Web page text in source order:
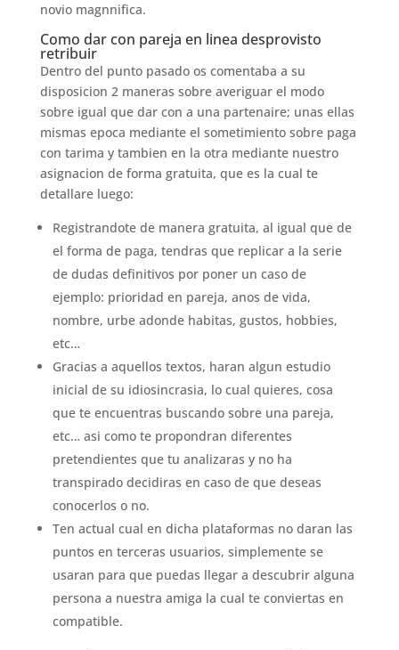
novio magnnifica.
Como dar con pareja en li­nea desprovisto
retribuir
Dentro del punto pasado os comentaba a su
disposicion 2 maneras sobre averiguar el modo
sobre igual que dar con a una partenaire; unas ellas
mismas epoca mediante el sometimiento sobre paga
con tarima y tambien en la otra mediante nuestro
asignacion de forma gratuita, que es la cual te
detallare luego:
Registrandote de manera gratuita, al igual que de
el forma de paga, tendras que replicar a la serie
de dudas definitivos por poner un caso de
ejemplo: prioridad en pareja, anos de vida,
nombre, urbe adonde habitas, gustos, hobbies,
etc…
Gracias a aquellos textos, haran algun estudio
inicial de su idiosincrasia, lo cual quieres, cosa
que te encuentras buscando sobre una pareja,
etc… asi­ como te propondran diferentes
pretendientes que tu analizaras y no ha
transpirado decidiras en caso de que deseas
conocerlos o no.
Ten actual cual en dicha plataformas no daran las
puntos en terceras usuarios, simplemente se
usaran para que puedas llegar a descubrir alguna
persona a nuestra amiga la cual te conviertas en
compatible.